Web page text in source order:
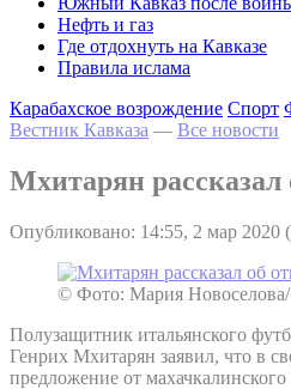
Нефть и газ
Где отдохнуть на Кавказе
Правила ислама
Карабахское возрождение Спорт
Вестник Кавказа — Все новости
Мхитарян
Опубликовано: 14:55, 2 мар 2020
© Фото: Мария Новоселова/
Полузащитник итальянского
Генрих Мхитарян заявил, что в
предложение от